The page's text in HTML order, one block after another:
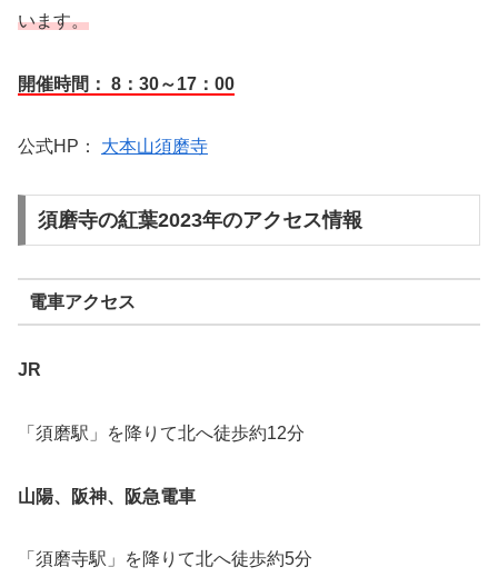
います。
開催時間： 8：30～17：00
公式HP： 大本山須磨寺
須磨寺の紅葉2023年のアクセス情報
電車アクセス
JR
「須磨駅」を降りて北へ徒歩約12分
山陽、阪神、阪急電車
「須磨寺駅」を降りて北へ徒歩約5分